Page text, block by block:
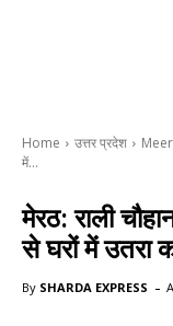
Home उत्तर प्रदेश
में...
मेरठ: राली
से घरों में उतरा
By SHARDA EXPRESS -